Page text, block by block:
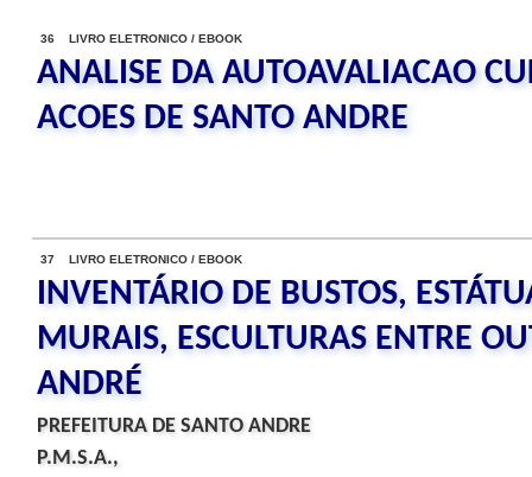
36 LIVRO ELETRONICO / EBOOK
ANALISE DA AUTOAVALIACAO
ACOES DE SANTO ANDRE
37 LIVRO ELETRONICO / EBOOK
INVENTÁRIO DE BUSTOS,
MURAIS, ESCULTURAS ENTRE
ANDRÉ
PREFEITURA DE SANTO ANDRE
P.M.S.A.,